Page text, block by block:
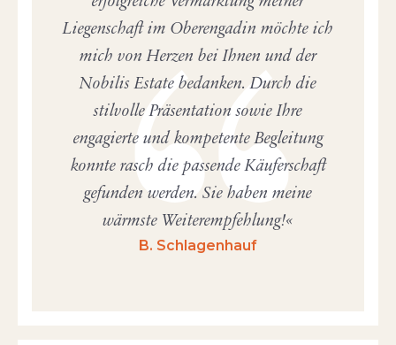
Liegenschaft im Oberengadin möchte ich
mich von Herzen bei Ihnen und der
Nobilis Estate bedanken. Durch die
stilvolle Präsentation sowie Ihre
engagierte und kompetente Begleitung
konnte rasch die passende Käuferschaft
gefunden werden. Sie haben meine
wärmste Weiterempfehlung!
B. Schlagenhauf